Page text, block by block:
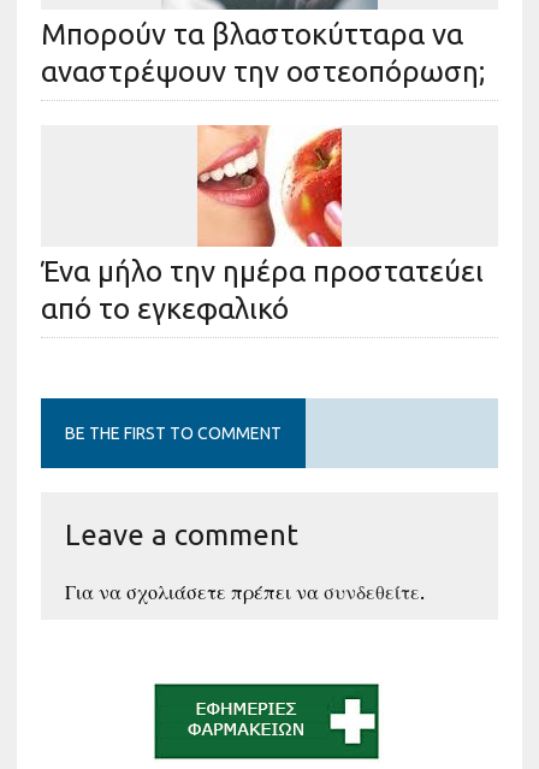
Μπορούν τα βλαστοκύτταρα να
αναστρέψουν την οστεοπόρωση;
Ένα μήλο την ημέρα προστατεύει
από το εγκεφαλικό
BE THE FIRST TO COMMENT
Leave a comment
Για να σχολιάσετε πρέπει νασυνδεθείτε.